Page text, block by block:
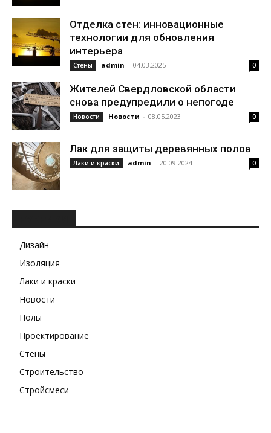
Отделка стен: инновационные
технологии для обновления
интерьера
Стены admin - 04.03.2025 0
Жителей Свердловской области
снова предупредили о непогоде
Новости Новости - 08.05.2023 0
Лак для защиты деревянных полов
Лаки и краски admin - 20.09.2024 0
Дизайн
Изоляция
Лаки и краски
Новости
Полы
Проектирование
Стены
Строительство
Стройсмеси